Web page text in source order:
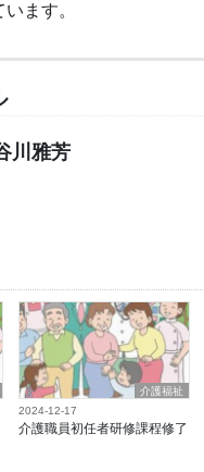
ます。
川雅芳
介護福祉
2024-12-17
介護職員初任者研修課程修了